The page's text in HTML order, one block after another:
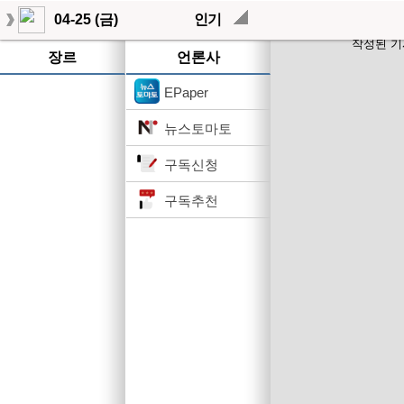
04-25 (금) 인기
장르 언론사
EPaper
뉴스토마토
구독신청
구독추천
작성된